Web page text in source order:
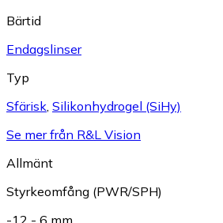
Bärtid
Endagslinser
Typ
Sfärisk, Silikonhydrogel (SiHy)
Se mer från R&L Vision
Allmänt
Styrkeomfång (PWR/SPH)